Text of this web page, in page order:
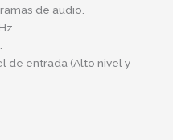
de audio.
de entrada (Alto nivel y